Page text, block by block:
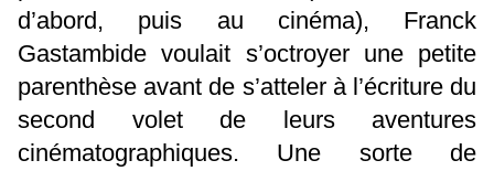
d’abord, puis au cinéma), Franck
Gastambide voulait s’octroyer une petite
parenthèse avant de s’atteler à l’écriture du
second volet de leurs aventures
cinématographiques. Une sorte de